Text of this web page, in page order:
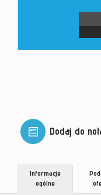
Dodaj do
Informacje
ogólne